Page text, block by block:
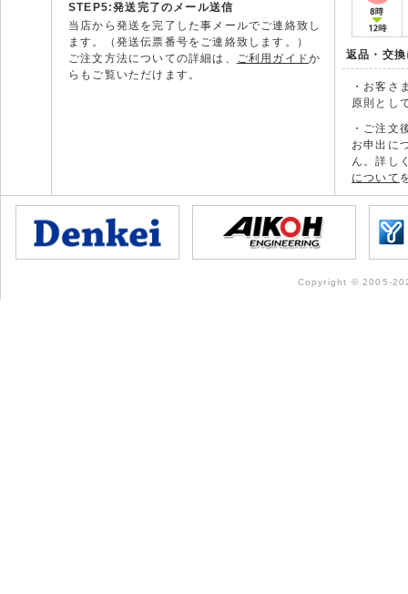
STEP5:発送完了のメール送信
当店から発送を完了した事メールでご連絡致し
ます。（発送伝票番号をご連絡致します。）
ご注文方法についての詳細は、 ご利用ガイドか
らもご覧いただけます。
返品・交
・お客さ
原則とし
・ご注文
お申出に
ん。詳し
について
Copyright © 2005-